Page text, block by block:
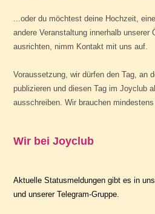
...oder du möchtest deine Hochzeit,
andere Veranstaltung innerhalb unserer
ausrichten, nimm Kontakt mit uns auf.
Voraussetzung, wir dürfen den Tag, an
publizieren und diesen Tag imJoyclub
ausschreiben. Wir brauchen mindestens
Wir bei Joyclub
Aktuelle Statusmeldungen gibt es in
und unsererTelegram-Gruppe